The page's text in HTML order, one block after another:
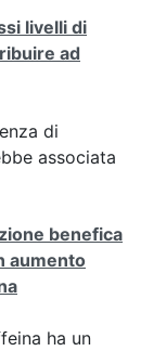
livelli di
ad
di
associata
benefica
aumento
ha un